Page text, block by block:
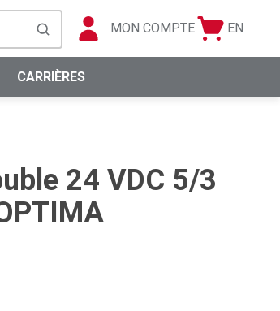
soumettre la recherche
MON COMPTE
Panier
Langue
EN
CARRIÈRES
24 VDC 5/3